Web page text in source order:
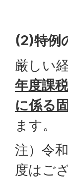
(2)特例
厳しい
年度課
に係る
ます。
注）令
度はご